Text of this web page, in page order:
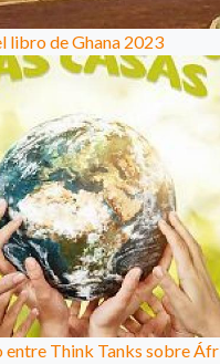
libro de Ghana 2023
entre Think Tanks sobre